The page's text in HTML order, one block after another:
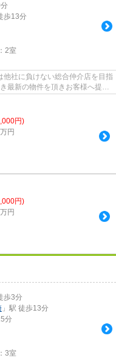
歩13分
2室
他社に負けない総合仲介店を目指
最新の物件を頂きお客様へ提供
円)
円
円)
円
歩3分
」駅 徒歩13分
分
3室